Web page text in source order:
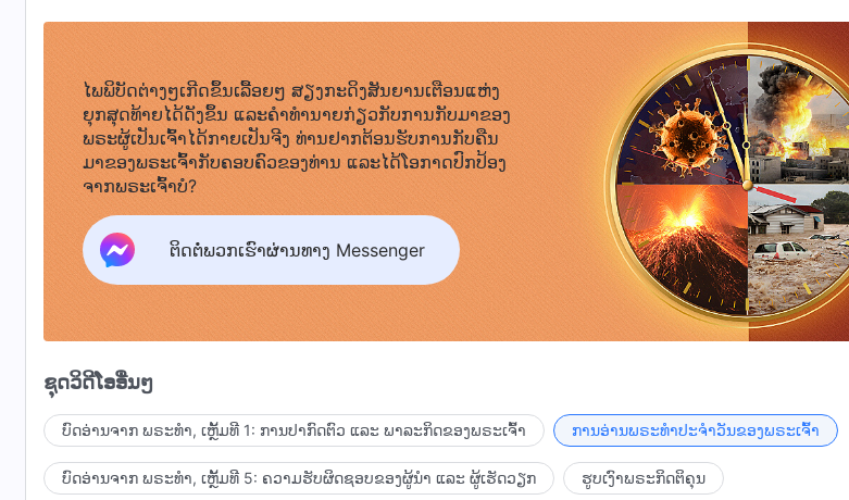
ເປັນພຣະເຈົ້າຜູ້ທີ່ບັງເກີດເປັນມະນຸດ. ພວກເຂົາເປັນພຽງຜູ້ຄົນທີ່ພຣະເຈົ້ານໍາໃຊ້ເທົ່ານັ້ນ. ໃນຂະນະດຽວກັນ, ພຣະເຈົ້າ
ສາມາດກ່າວຈາກມຸມມອງຂອງຄວາມເປັນພຣະເຈົ້າໂດຍກົງໄດ້ ໂດຍສົ່ງສຽງຂອງພຣະວິນຍານອອກ ແລະ ເຮັດພາລະກິດ
ພຣະວິນຍານ. ໃນທໍານອງດຽວກັນ, ທຸກຄົນທີ່ພຣະເຈົ້ານໍາໃຊ້ໃນຫຼາຍຍຸກຫຼາຍສະໄໝຜ່ານມາແມ່ນຕົວຢ່າງຂອງການເຮັ
ຂອງພຣະວິນຍານຂອງພຣະເຈົ້າໃນຮ່າງກາຍທີ່ເປັນເນື້ອໜັງ ແລ້ວເປັນຫຍັງຈຶ່ງບໍ່ສາມາດເອີ້ນພວກເຂົາວ່າເປັນພຣະເຈົ້າໄ
ພຣະເຈົ້າໃນທຸກມື້ນີ້ຍັງແມ່ນພຣະວິນຍານຂອງພຣະເຈົ້າທີ່ກະທໍາພາລະກິດໃນເນື້ອໜັງໂດຍກົງ ແລະ ພຣະເຢຊູກໍແມ່ນພ
ພຣະເຈົ້າທີ່ປະຕິບັດພາລະກິດໃນເນື້ອໜັງເຊັ່ນດຽວກັນ; ທັງສອງແມ່ນເອີ້ນວ່າພຣະເຈົ້າ. ແລ້ວແມ່ນຫຍັງຄືຄວາມແຕກຕ່າ
ພຣະເຈົ້າໃຊ້ໃນຫຼາຍຍຸກຫຼາຍສະໄໝແມ່ນລ້ວນແລ້ວແຕ່ສາມາດສະແດງແນວຄິດ ແລະ ເຫດຜົນຢ່າງປົກກະຕິ. ພວກເຂົາ
ເຖິງຫຼັກການໃນການປະພຶດຂອງມະນຸດ. ພວກເຂົາມີແນວຄິດປົກກະຕິແບບມະນຸດ ແລະ ມີທຸກສິ່ງທີ່ຜູ້ຄົນປົກກະຕິຄວນມີ.
ພວກເຂົາມີຄວາມສາມາດພິເສດ ແລະ ສະຕິປັນຍາມາແຕ່ເກີດ. ໃນການກະທໍາພາລະກິດຕໍ່ຜູ້ຄົນເຫຼົ່ານີ້ ພຣະວິນຍານຂອງ
ນໍາໃຊ້ພອນສະຫວັນຂອງພວກເຂົາ ເຊິ່ງເປັນພອນສະຫວັນທີ່ພຣະເຈົ້າປະທານໃຫ້ພວກເຂົາຢູ່ແລ້ວ. ພຣະວິນຍານຂອງພຣ
ພອນສະຫວັນຂອງພວກເຂົາ ໂດຍໃຊ້ຈຸດແຂງຂອງພວກເຂົາໃນການຮັບໃຊ້ພຣະເຈົ້າ. ແຕ່ເຖິງຢ່າງນັ້ນກໍຕາມ, ແກ່ນແທ້ຂອ
ແມ່ນປາສະຈາກແນວຄິດ ຫຼື ຄວາມຄິດ, ປາສະຈາກເຈດຕະນາຂອງມະນຸດ ແລະ ແມ່ນແຕ່ຂາດສິ່ງທີ່ມະນຸດທໍາມະດາມີ.
ແຜ່ນດິນໂລກ. ພາລະກິດຂອງພຣະອົງ ແລະ ພຣະທໍາຂອງພຣະອົງແມ່ນບໍ່ໄດ້ປົນກັບເຈດຕະນາ ຫຼື ຄວາມຄິດຂອງມະນຸດ
ແມ່ນການສະແດງອອກໂດຍກົງເຖິງເຈດຕະນາຂອງພຣະວິນຍານ ແລະ ພຣະອົງເຮັດພາລະກິດໃນນາມຂອງພຣະເຈົ້າໂດ
ຄວາມວ່າ ພຣະວິນຍານເວົ້າໂດຍກົງ ເຊິ່ງກໍຄື ຄວາມເປັນພຣະເຈົ້າເຮັດພາລະກິດໂດຍກົງໂດຍບໍ່ໄດ້ໄປປົນກັບເຈດຕະນາຂ
ແຕ່ໜ້ອຍ. ເວົ້າອີກແບບໜຶ່ງກໍຄື ພຣະເຈົ້າຜູ້ບັງເກີດເປັນມະນຸດແມ່ນສະແດງໃຫ້ເຫັນເຖິງຄວາມເປັນພຣະເຈົ້າໂດຍກົງ ໂດ
ຄວາມຄິດ ແລະ ແນວຄິດຂອງມະນຸດ ແລະ ບໍ່ມີຄວາມເຂົ້າໃຈໃນຫຼັກການຂອງການປະພຶດຂອງມະນຸດ. ຖ້າມີພຽງແຕ່ຄວາ
ຄຣິດຕະຈັກ ເພື່ອລະດັບຂະບວນການຮັບຮູ້ຂອງມະນຸດ ກໍຄືສະໝອງຂອງເຂົາສາມາດປະມວນນັ້ນຈະສາມາດຈິນຕະນາກາ
ເວົ້າອີກແບບໜຶ່ງກໍຄື ພຣະເຈົ້ານໍາໃຊ້ຜູ້ຄົນຈໍານວນໜຶ່ງທີ່ສອດຄ່ອງກັບເຈດຕະນາຂອງພຣະອົງເພື່ອ “ແປຄວາມໝາຍ” ພ
ພຣະອົງກະທໍາໃນຄວາມເປັນພຣະເຈົ້າຂອງພຣະອົງ ເພື່ອໃຫ້ພາລະກິດດັ່ງກ່າວໄດ້ຖືກເປີດເຜີຍອອກ ເຊິ່ງນັ້ນກໍຄື ເພື່ອປ່ຽ
ເປັນພາສາມະນຸດ ເພື່ອວ່າ ຜູ້ຄົນຈະສາມາດຢັ່ງຮູ້ ແລະ ເຂົ້າໃຈພາລະກິດນັ້ນໄດ້. ຖ້າພຣະເຈົ້າບໍ່ໄດ້ກະທໍາດັ່ງນັ້ນ ກໍຈະບໍ່ມີ
ພາສາສັກສິດຂອງພຣະເຈົ້າໄດ້ ຍ້ອນວ່າ ບໍ່ວ່າຢ່າງໃດກໍຕາມ ຜູ້ຄົນທີ່ສອດຄ່ອງກັບເຈດຕະນາຂອງພຣະເຈົ້ານັ້ນ ແມ່ນເປັ
ແລະ ຍ້ອນວ່າ ຄວາມສາມາດໃນການເຂົ້າໃຈຂອງມະນຸດແມ່ນຕໍ່າຫຼາຍ. ນັ້ນແມ່ນເຫດຜົນທີ່ພຣະເຈົ້າເລືອກໃຊ້ວິທີນີ້ເທົ່າ
ກະທໍາພາລະກິດໃນເນື້ອໜັງທີ່ບັງເກີດເປັນມະນຸດ. ຖ້າມີແຕ່ພາລະກິດສັກສິດເທົ່ານັ້ນ ມະນຸດຈະບໍ່ມີທາງຮູ້ ຫຼື ພົວພັນກັບພຣ
ຍ້ອນວ່າ ມະນຸດບໍ່ເຂົ້າໃຈພາສາຂອງພຣະເຈົ້າ. ມະນຸດສາມາດເຂົ້າໃຈພາສານີ້ໄດ້ຜ່ານຕົວແທນຂອງຜູ້ຄົນທີ່ສອດຄ່ອງກັບ
ພຣະເຈົ້າເທົ່ານັ້ນ ເຊິ່ງເປັນຜູ້ທີ່ອະທິບາຍພຣະທໍາຂອງພຣະອົງໃຫ້ແຈ່ມແຈ້ງຂຶ້ນ. ເຖິງຢ່າງໃດກໍຕາມ, ຖ້າມີແຕ່ຜູ້ຄົນດັ່ງກ່າ
ພາລະກິດພາຍໃນມະນຸດຊາດ, ນັ້ນກໍພຽງແຕ່ສາມາດຮັກສາຊີວິດປົກກະຕິຂອງມະນຸດເທົ່ານັ້ນ ແຕ່ບໍ່ສາມາດປ່ຽນແປງອຸ
ມະນຸດໄດ້. ພາລະກິດຂອງພຣະເຈົ້າຈະບໍ່ສາມາດມີຈຸດເລີ່ມຕົ້ນໃໝ່ໄດ້; ຈະມີແຕ່ເພງເກົ່າ ແລະ ຄໍາເວົ້າເກົ່າຊໍ້າຊາກ. ມີແ
ຂອງພຣະເຈົ້າທີ່ບັງເກີດເປັນມະນຸດເທົ່ານັ້ນ ທີ່ກ່າວທຸກສິ່ງທີ່ຈໍາເປັນຕ້ອງກ່າວ ແລະ ກະທໍາທຸກສິ່ງທີ່ຈໍາເປັນຕ້ອງກະທໍາໃນຊ່
ການບັງເກີດເປັນມະນຸດຂອງພຣະອົງ ຫລັງຈາກທີ່ຜູ້ຄົນປະຕິບັດ ແລະ ປະສົບກັບພາລະກິດຕາມພຣະທໍາຂອງພຣະອົງ ເຊິ່
ເທົ່ານັ້ນ ອຸປະນິໄສທາງຊີວິດຂອງພວກເຂົາຈຶ່ງຈະສາມາດປ່ຽນໄດ້ ແລະ ດ້ວຍເຫດນັ້ນເທົ່ານັ້ນ ພວກເຂົາຈຶ່ງຈະສາມາດດໍາ
ການເວລາໄດ້. ພຣະອົງທີ່ກະທໍາພາລະກິດພາຍໃນຄວາມເປັນພຣະເຈົ້າແມ່ນຕົວແທນພຣະເຈົ້າ ໃນຂະນະທີ່ຜູ້ທີ່ກະທໍາພາ
ຄວາມເປັນມະນຸດແມ່ນຜູ້ຄົນທີ່ພຣະເຈົ້ານໍາໃຊ້. ນັ້ນໝາຍຄວາມວ່າ ພຣະເຈົ້າທີ່ບັງເກີດເປັນມະນຸດ ແມ່ນແຕກຕ່າງຈາກຜູ້
ນໍາໃຊ້ຢ່າງຊັດເຈນ. ພຣະເຈົ້າທີ່ບັງເກີດເປັນມະນຸດແມ່ນສາມາດກະທໍາພາລະກິດຂອງຄວາມເປັນພຣະເຈົ້າ ໃນຂະນະທີ່ຜູ້
ພຣະທຳ, ເຫຼັ້ມທີ 1. ການປາກົດຕົວ ແລະ ພາລະກິດຂອງພຣະເຈົ້າ. ຄວາມແຕກຕ່າງທີ່ສໍາຄັນລະຫວ່າງພຣະເຈົ້າຜູ້ບັງເກີດເປັນມະນຸດ
ໄພພິບັດຕ່າງໆເກີດຂຶ້ນເລື້ອຍໆ ສຽງກະດິງສັນຍານເຕືອນແຫ່ງ
ຍຸກສຸດທ້າຍໄດ້ດັງຂຶ້ນ ແລະຄໍາທໍານາຍກ່ຽວກັບການກັບມາຂອງ
ພຣະຜູ້ເປັນເຈົ້າໄດ້ກາຍເປັນຈີງ ທ່ານຢາກຕ້ອນຮັບການກັບຄືນ
ມາຂອງພຣະເຈົ້າກັບຄອບຄົວຂອງທ່ານ ແລະໄດ້ໂອກາດປົກປ້ອງ
ຈາກພຣະເຈົ້າບໍ?
ຕິດຕໍ່ພວກເຮົາຜ່ານທາງ Messenger
ຊຸດວິດີໂອອື່ນໆ
ບົດອ່ານຈາກ ພຣະທຳ, ເຫຼັ້ມທີ 1: ການປາກົດຕົວ ແລະ ພາລະກິດຂອງພຣະເຈົ້າ ການອ່ານພຣະທຳປະຈຳວັນຂອງພຣະເຈົ້າ
ບົດອ່ານຈາກ ພຣະທຳ, ເຫຼັ້ມທີ 5: ຄວາມຮັບຜິດຊອບຂອງຜູ້ນໍາ ແລະ ຜູ້ເຮັດວຽກ ຮູບເງົາພຣະກິດຕິຄຸນ